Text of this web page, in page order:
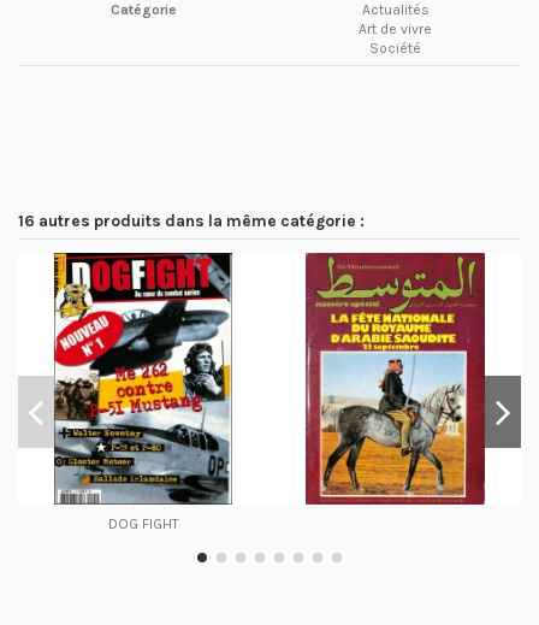
Catégorie
Actualités
Art de vivre
Société
16 autres produits dans la même catégorie :
DOG FIGHT